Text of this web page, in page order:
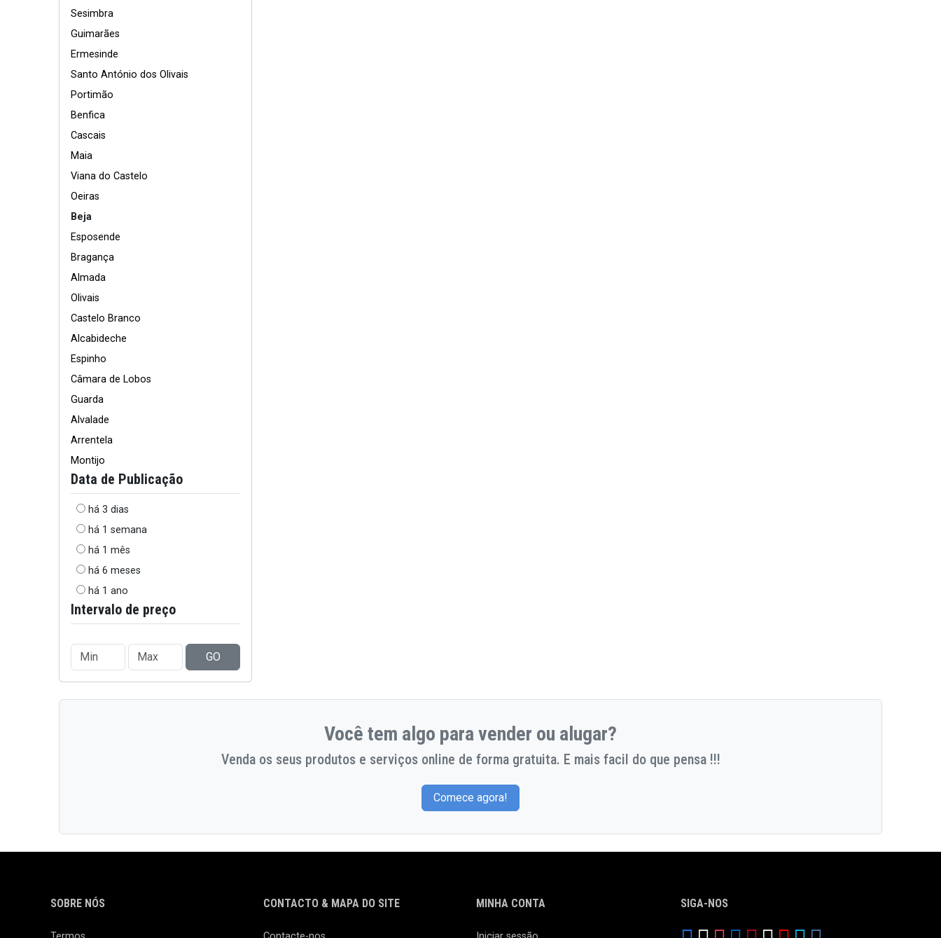
Sesimbra
Guimarães
Ermesinde
Santo António dos Olivais
Portimão
Benfica
Cascais
Maia
Viana do Castelo
Oeiras
Beja
Esposende
Bragança
Almada
Olivais
Castelo Branco
Alcabideche
Espinho
Câmara de Lobos
Guarda
Alvalade
Arrentela
Montijo
Data de Publicação
há 3 dias
há 1 semana
há 1 mês
há 6 meses
há 1 ano
Intervalo de preço
GO
Você tem algo para vender ou alugar?
Venda os seus produtos e serviços online de forma gratuita. E mais facil do que pensa !!!
Comece agora!
SOBRE NÓS CONTACTO & MAPA DO SITE MINHA CONTA SIGA-NOS